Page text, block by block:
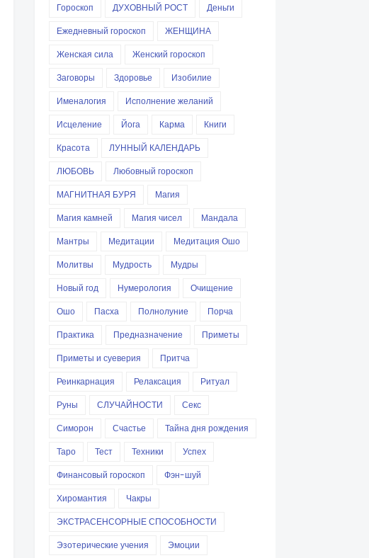
Гороскоп
ДУХОВНЫЙ РОСТ
Деньги
Ежедневный гороскоп
ЖЕНЩИНА
Женская сила
Женский гороскоп
Заговоры
Здоровье
Изобилие
Именалогия
Исполнение желаний
Исцеление
Йога Карма
Книги
Красота
ЛУННЫЙ КАЛЕНДАРЬ
ЛЮБОВЬ
Любовный гороскоп
МАГНИТНАЯ БУРЯ
Магия
Магия камней
Магия чисел
Мандала
Мантры
Медитации
Медитация Ошо
Молитвы
Мудрость
Мудры
Новый год
Нумерология
Очищение
Ошо
Пасха Полнолуние
Порча
Практика
Предназначение
Приметы
Приметы и суеверия
Притча
Реинкарнация
Релаксация
Ритуал
Руны
СЛУЧАЙНОСТИ
Секс
Симорон
Счастье
Тайна дня рождения
Таро
Тест Техники
Успех
Финансовый гороскоп
Фэн-шуй
Хиромантия
Чакры
ЭКСТРАСЕНСОРНЫЕ СПОСОБНОСТИ
Эзотерические учения
Эмоции